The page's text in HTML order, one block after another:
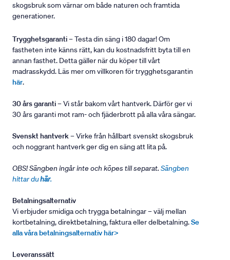
skogsbruk som värnar om både naturen och framtida
generationer.
Trygghetsgaranti– Testa din säng i 180 dagar! Om
fastheten inte känns rätt, kan du kostnadsfritt byta till en
annan fasthet. Detta gäller när du köper till vårt
madrasskydd. Läs mer om villkoren för trygghetsgarantin
här.
30 års garanti– Vi står bakom vårt hantverk. Därför ger vi
30 års garanti mot ram- och fjäderbrott på alla våra sängar.
Svenskt hantverk– Virke från hållbart svenskt skogsbruk
och noggrant hantverk ger dig en säng att lita på.
OBS! Sängben ingår inte och köpes till separat. Sängben
hittar duhär.
Betalningsalternativ
Vi erbjuder smidiga och trygga betalningar – välj mellan
kortbetalning, direktbetalning, faktura eller delbetalning.Se
alla våra betalningsalternativ här>
Leveranssätt